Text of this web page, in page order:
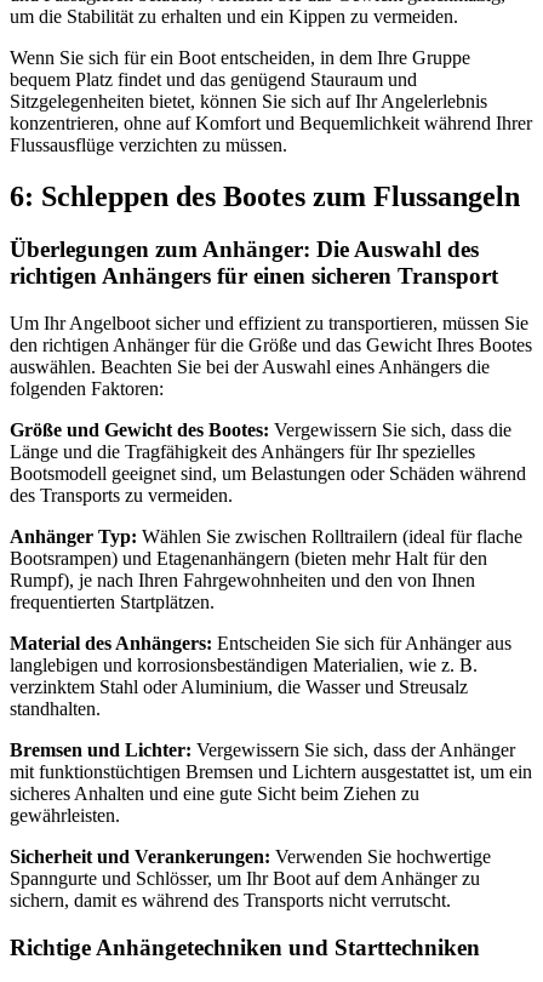
um die Stabilität zu erhalten und ein Kippen zu vermeiden.
Wenn Sie sich für ein Boot entscheiden, in dem Ihre Gruppe
bequem Platz findet und das genügend Stauraum und
Sitzgelegenheiten bietet, können Sie sich auf Ihr Angelerlebnis
konzentrieren, ohne auf Komfort und Bequemlichkeit während Ihrer
Flussausflüge verzichten zu müssen.
6: Schleppen des Bootes zum Flussangeln
Überlegungen zum Anhänger: Die Auswahl des
richtigen Anhängers für einen sicheren Transport
Um Ihr Angelboot sicher und effizient zu transportieren, müssen Sie
den richtigen Anhänger für die Größe und das Gewicht Ihres Bootes
auswählen. Beachten Sie bei der Auswahl eines Anhängers die
folgenden Faktoren:
Größe und Gewicht des Bootes: Vergewissern Sie sich, dass die
Länge und die Tragfähigkeit des Anhängers für Ihr spezielles
Bootsmodell geeignet sind, um Belastungen oder Schäden während
des Transports zu vermeiden.
Anhänger Typ: Wählen Sie zwischen Rolltrailern (ideal für flache
Bootsrampen) und Etagenanhängern (bieten mehr Halt für den
Rumpf), je nach Ihren Fahrgewohnheiten und den von Ihnen
frequentierten Startplätzen.
Material des Anhängers: Entscheiden Sie sich für Anhänger aus
langlebigen und korrosionsbeständigen Materialien, wie z. B.
verzinktem Stahl oder Aluminium, die Wasser und Streusalz
standhalten.
Bremsen und Lichter: Vergewissern Sie sich, dass der Anhänger
mit funktionstüchtigen Bremsen und Lichtern ausgestattet ist, um ein
sicheres Anhalten und eine gute Sicht beim Ziehen zu
gewährleisten.
Sicherheit und Verankerungen: Verwenden Sie hochwertige
Spanngurte und Schlösser, um Ihr Boot auf dem Anhänger zu
sichern, damit es während des Transports nicht verrutscht.
Richtige Anhängetechniken und Starttechniken